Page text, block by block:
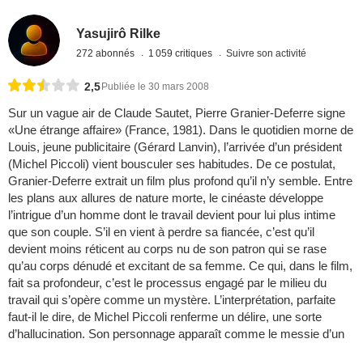
Yasujirô Rilke
272 abonnés 1 059 critiques Suivre son activité
2,5 Publiée le 30 mars 2008
Sur un vague air de Claude Sautet, Pierre Granier-Deferre signe
«Une étrange affaire» (France, 1981). Dans le quotidien morne de
Louis, jeune publicitaire (Gérard Lanvin), l’arrivée d’un président
(Michel Piccoli) vient bousculer ses habitudes. De ce postulat,
Granier-Deferre extrait un film plus profond qu’il n’y semble. Entre
les plans aux allures de nature morte, le cinéaste développe
l’intrigue d’un homme dont le travail devient pour lui plus intime
que son couple. S’il en vient à perdre sa fiancée, c’est qu’il
devient moins réticent au corps nu de son patron qui se rase
qu’au corps dénudé et excitant de sa femme. Ce qui, dans le film,
fait sa profondeur, c’est le processus engagé par le milieu du
travail qui s’opère comme un mystère. L’interprétation, parfaite
faut-il le dire, de Michel Piccoli renferme un délire, une sorte
d’hallucination. Son personnage apparaît comme le messie d’un